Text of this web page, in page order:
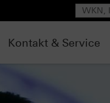
Suche
Kontakt & Service